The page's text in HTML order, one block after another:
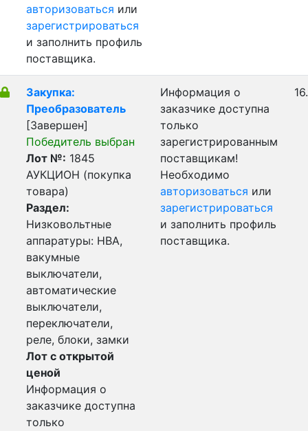
авторизоваться или
зарегистрироваться
и заполнить профиль
поставщика.
Закупка:
Преобразователь
[Завершен]
Победитель выбран
Лот №: 1845
АУКЦИОН (покупка
товара)
Раздел:
Низковольтные
аппаратуры: НВА,
вакумные
выключатели,
автоматические
выключатели,
переключатели,
реле, блоки, замки
Лот с открытой
ценой
Информация о
заказчике доступна
только
Информация о
заказчике доступна
только
зарегистрированным
поставщикам!
Необходимо
авторизоваться или
зарегистрироваться
и заполнить профиль
поставщика.